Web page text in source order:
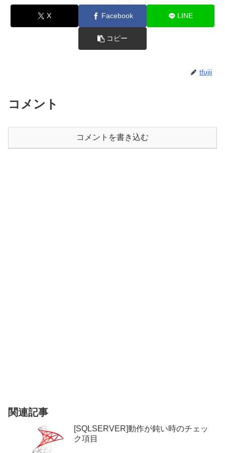
X Facebook LINE
コピー
tfujii
コメント
コメントを書き込む
関連記事
[SQLSERVER]動作が鈍い時のチェッ
ク項目